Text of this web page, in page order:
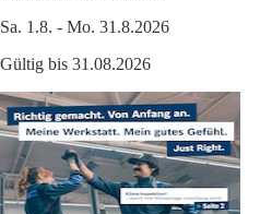
Sa. 1.8. - Mo. 31.8.2026
Gültig bis 31.08.2026